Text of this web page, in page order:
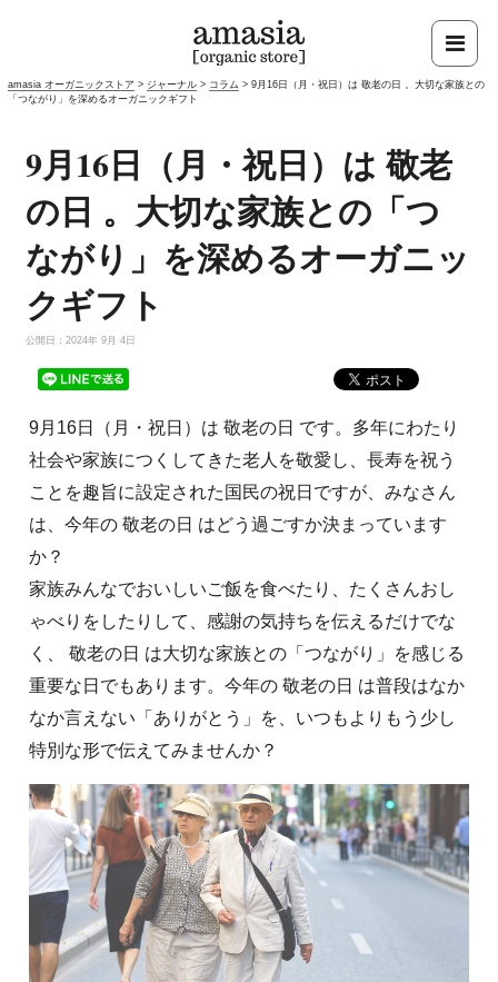
amasia オーガニックストア > ジャーナル > コラム >9月16日（月・祝日）は 敬老の日 。大切な家族との
「つながり」を深めるオーガニックギフト
9月16日（月・祝日）は 敬老
の日 。大切な家族との「つ
ながり」を深めるオーガニッ
クギフト
公開日：2024年 9月 4日
9月16日（月・祝日）は 敬老の日 です。多年にわたり
社会や家族につくしてきた老人を敬愛し、長寿を祝う
ことを趣旨に設定された国民の祝日ですが、みなさん
は、今年の 敬老の日 はどう過ごすか決まっています
か？
家族みんなでおいしいご飯を食べたり、たくさんおし
ゃべりをしたりして、感謝の気持ちを伝えるだけでな
く、 敬老の日 は大切な家族との「つながり」を感じる
重要な日でもあります。今年の 敬老の日 は普段はなか
なか言えない「ありがとう」を、いつもよりもう少し
特別な形で伝えてみませんか？